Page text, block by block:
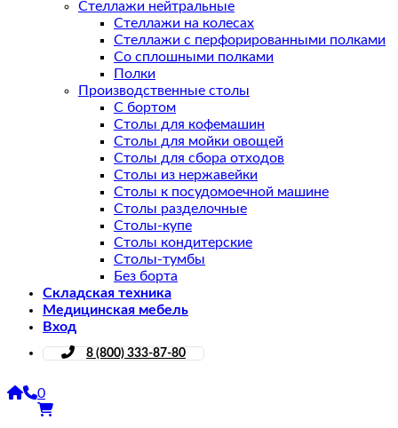
Стеллажи нейтральные
Стеллажи на колесах
Стеллажи с перфорированными полками
Со сплошными полками
Полки
Производственные столы
С бортом
Столы для кофемашин
Столы для мойки овощей
Столы для сбора отходов
Столы из нержавейки
Столы к посудомоечной машине
Столы разделочные
Столы-купе
Столы кондитерские
Столы-тумбы
Без борта
Складская техника
Медицинская мебель
Вход
8 (800) 333-87-80
0